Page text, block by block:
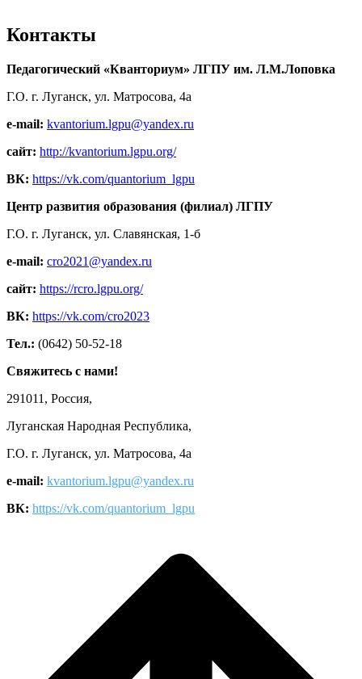
Контакты
Педагогический «Кванториум» ЛГПУ им. Л.М.Лоповка
Г.О. г. Луганск, ул. Матросова, 4а
e-mail: kvantorium.lgpu@yandex.ru
сайт: http://kvantorium.lgpu.org/
ВК: https://vk.com/quantorium_lgpu
Центр развития образования (филиал) ЛГПУ
Г.О. г. Луганск, ул. Славянская, 1-б
e-mail: cro2021@yandex.ru
сайт: https://rcro.lgpu.org/
ВК: https://vk.com/cro2023
Тел.: (0642) 50-52-18
Свяжитесь с нами!
291011, Россия,
Луганская Народная Республика,
Г.О. г. Луганск, ул. Матросова, 4а
e-mail: kvantorium.lgpu@yandex.ru
ВК: https://vk.com/quantorium_lgpu